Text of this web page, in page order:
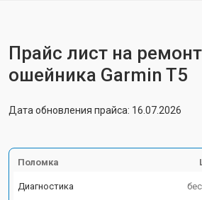
Прайс лист на
ошейника Garmin T5
Дата обновления прайса: 16.07.2026
Поломка
Диагностика